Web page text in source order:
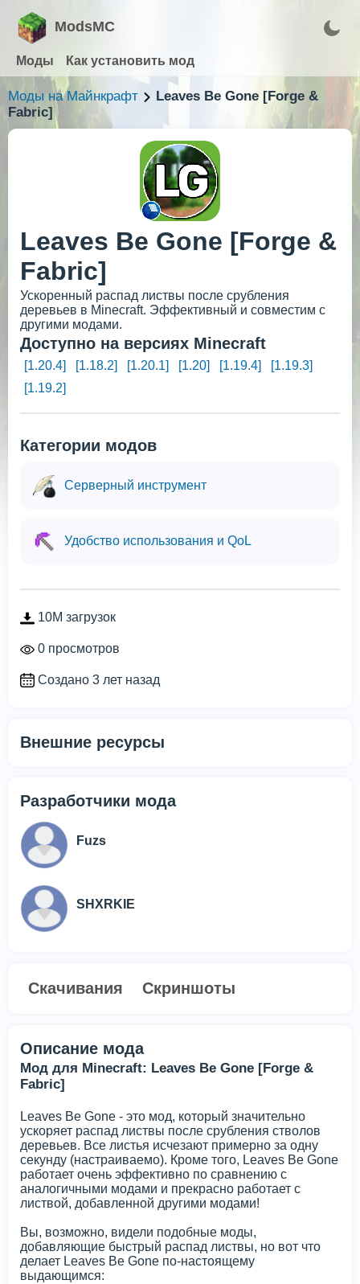
ModsMC
Моды Как установить мод
Моды на Майнкрафт
Leaves Be Gone [Forge &
Fabric]
Leaves Be Gone [Forge &
Fabric]
Ускоренный распад листвы после срубления
деревьев в Minecraft. Эффективный и совместим с
другими модами.
Доступно на версиях Minecraft
[1.20.4] [1.18.2] [1.20.1] [1.20] [1.19.4]
[1.19.3]
[1.19.2]
Категории модов
Серверный инструмент
Удобство использования и QoL
10M загрузок
0 просмотров
Создано 3 лет назад
Внешние ресурсы
Разработчики мода
Fuzs
SHXRKIE
Скачивания Скриншоты
Описание мода
Мод для Minecraft: Leaves Be Gone [Forge &
Fabric]
Leaves Be Gone - это мод, который значительно
ускоряет распад листвы после срубления стволов
деревьев. Все листья исчезают примерно за одну
секунду (настраиваемо). Кроме того, Leaves Be Gone
работает очень эффективно по сравнению с
аналогичными модами и прекрасно работает с
листвой, добавленной другими модами!
Вы, возможно, видели подобные моды,
добавляющие быстрый распад листвы, но вот что
делает Leaves Be Gone по-настоящему
выдающимся: